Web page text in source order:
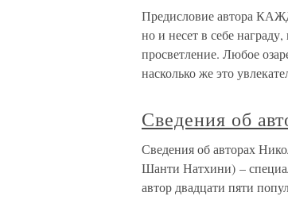
Предисловие автора
но и несет в себе
просветление. Любое
насколько же это
Сведения об
Сведения об авторах
Шанти Натхини) –
автор двадцати пяти